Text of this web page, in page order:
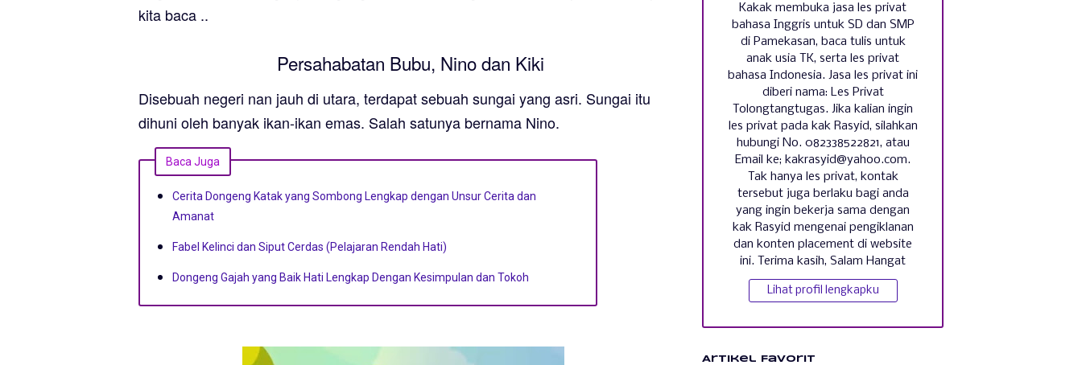
kita baca ..
Persahabatan Bubu, Nino dan Kiki
Disebuah negeri nan jauh di utara, terdapat sebuah sungai yang asri. Sungai itu
dihuni oleh banyak ikan-ikan emas. Salah satunya bernama Nino.
Baca Juga
Cerita Dongeng Katak yang Sombong Lengkap dengan Unsur Cerita dan
Amanat
Fabel Kelinci dan Siput Cerdas (Pelajaran Rendah Hati)
Dongeng Gajah yang Baik Hati Lengkap Dengan Kesimpulan dan Tokoh
Kakak membuka jasa les privat
bahasa Inggris untuk SD dan SMP
di Pamekasan, baca tulis untuk
anak usia TK, serta les privat
bahasa Indonesia. Jasa les privat ini
diberi nama: Les Privat
Tolongtangtugas. Jika kalian ingin
les privat pada kak Rasyid, silahkan
hubungi No. 082338522821, atau
Email ke; kakrasyid@yahoo.com.
Tak hanya les privat, kontak
tersebut juga berlaku bagi anda
yang ingin bekerja sama dengan
kak Rasyid mengenai pengiklanan
dan konten placement di website
ini. Terima kasih, Salam Hangat
Lihat profil lengkapku
Artikel Favorit